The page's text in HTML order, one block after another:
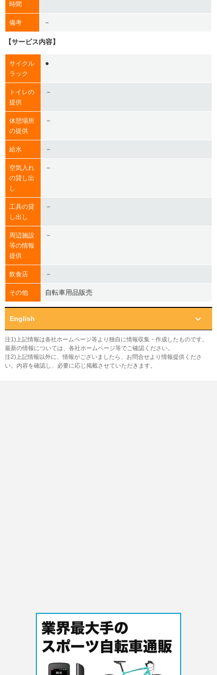
時間
備考 －
【サービス内容】
サイクル
ラック
●
トイレの
提供
－
休憩場所
の提供
－
給水 －
空気入れ
の貸し出
し
－
工具の貸
し出し
－
周辺施設
等の情報
提供
－
飲食店 －
その他 自転車用品販売
English
注1)上記情報は各社ホームページ等より独自に情報収集・作成したものです。
最新の情報については、各社ホームページ等でご確認ください。
注2)上記情報以外に、情報がございましたら、お問合せより情報提供くださ
い。内容を確認し、必要に応じ掲載させていただきます。